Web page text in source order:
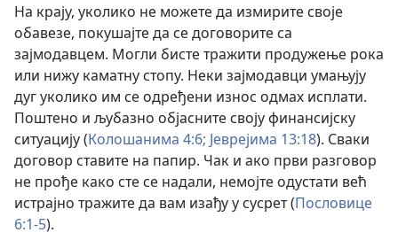
На крају, уколико не можете да измирите своје
обавезе, покушајте да се договорите са
зајмодавцем. Могли бисте тражити продужење рока
или нижу каматну стопу. Неки зајмодавци умањују
дуг уколико им се одређени износ одмах исплати.
Поштено и љубазно објасните своју финансијску
ситуацију (Колошанима 4:6; Јеврејима 13:18). Сваки
договор ставите на папир. Чак и ако први разговор
не прође како сте се надали, немојте одустати већ
истрајно тражите да вам изађу у сусрет (Пословице
6:1-5).